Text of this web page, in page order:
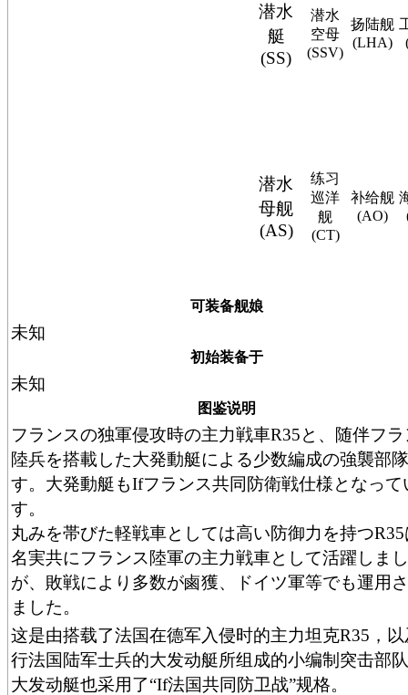
潜水
艇
(SS)
潜水
空母
(SSV)
扬陆舰
(LHA)
潜水
母舰
(AS)
练习
巡洋
舰
(CT)
补给舰
(AO)
可装备舰娘
未知
初始装备于
未知
图鉴说明
フランスの独軍侵攻時の主力戦車R35と、随伴フ
陸兵を搭載した大発動艇による少数編成の強襲部
す。大発動艇もIfフランス共同防衛戦仕様となって
す。
丸みを帯びた軽戦車としては高い防御力を持つ
名実共にフランス陸軍の主力戦車として活躍しま
が、敗戦により多数が鹵獲、ドイツ軍等でも運用
ました。
这是由搭载了法国在德军入侵时的主力坦克R35，
行法国陆军士兵的大发动艇所组成的小编制突击部
大发动艇也采用了“If法国共同防卫战”规格。